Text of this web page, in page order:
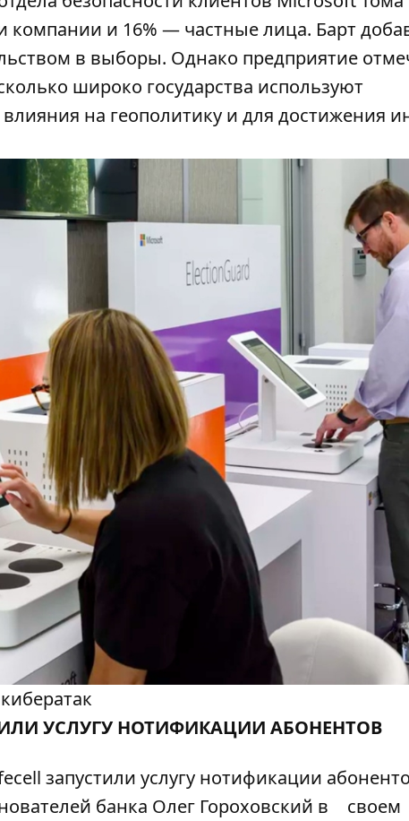
компании и 16% — частные лица. Барт
в выборы. Однако предприятие
широко государства используют
на геополитику и для достижения
УСЛУГУ НОТИФИКАЦИИ АБОНЕНТОВ
запустили услугу нотификации
банка Олег Гороховский в
своем